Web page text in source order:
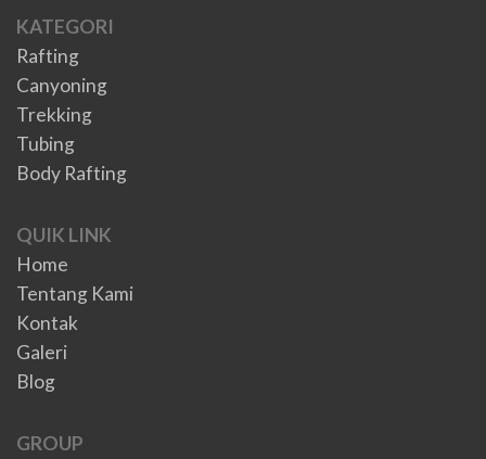
KATEGORI
Rafting
Canyoning
Trekking
Tubing
Body Rafting
QUIK LINK
Home
Tentang Kami
Kontak
Galeri
Blog
GROUP